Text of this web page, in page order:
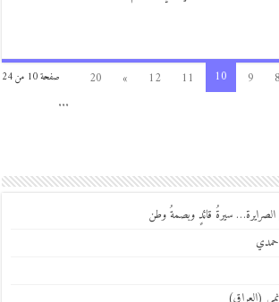
صفحة 10 من 24 8
9
10
11
12
»
20
...
سيرةُ قائدٍ وبصمةُ وطن